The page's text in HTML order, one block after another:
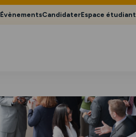
ÉvènementsCandidaterEspace étudiant